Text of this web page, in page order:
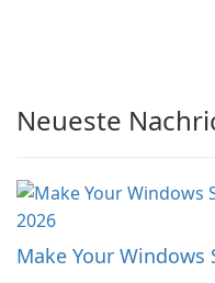
Neueste
Make Your Windows